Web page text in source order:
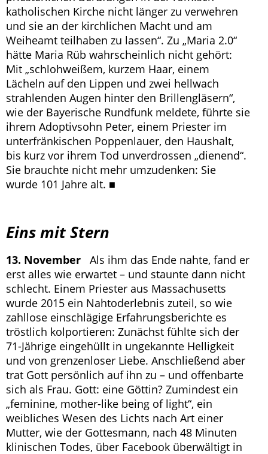
katholischen Kirche nicht länger zu verwehren
und sie an der kirchlichen Macht und am
Weiheamt teilhaben zu lassen“. Zu „Maria 2.0“
hätte Maria Rüb wahrscheinlich nicht gehört:
Mit „schlohweißem, kurzem Haar, einem
Lächeln auf den Lippen und zwei hellwach
strahlenden Augen hinter den Brillengläsern“,
wie der Bayerische Rundfunk meldete, führte sie
ihrem Adoptivsohn Peter, einem Priester im
unterfränkischen Poppenlauer, den Haushalt,
bis kurz vor ihrem Tod unverdrossen „dienend“.
Sie brauchte nicht mehr umzudenken: Sie
wurde 101 Jahre alt. ■
Eins mit Stern
13. November Als ihm das Ende nahte, fand er
erst alles wie erwartet – und staunte dann nicht
schlecht. Einem Priester aus Massachusetts
wurde 2015 ein Nahtoderlebnis zuteil, so wie
zahllose einschlägige Erfahrungsberichte es
tröstlich kolportieren: Zunächst fühlte sich der
71-Jährige eingehüllt in ungekannte Helligkeit
und von grenzenloser Liebe. Anschließend aber
trat Gott persönlich auf ihn zu – und offenbarte
sich als Frau. Gott: eine Göttin? Zumindest ein
„feminine, mother-like being of light“, ein
weibliches Wesen des Lichts nach Art einer
Mutter, wie der Gottesmann, nach 48 Minuten
klinischen Todes, über Facebook überwältigt in